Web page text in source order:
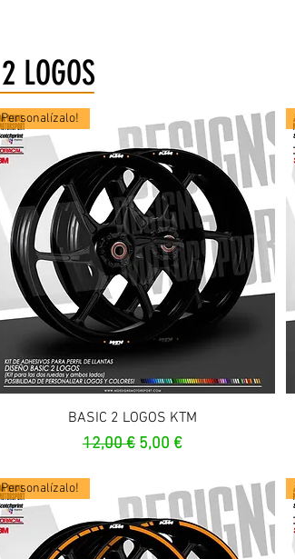
2 LOGOS
Vista rapida
Personalízalo!
BASIC 2 LOGOS KTM
Prezzo regolare
12,00 € Prezzo scontato
5,00 €
Personalízalo!